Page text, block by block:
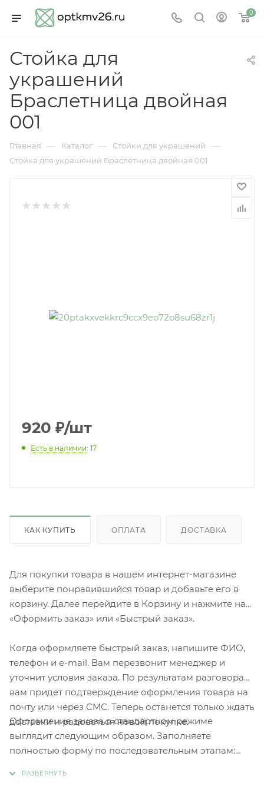
0
Стойка для
украшений
Браслетница двойная
001
Главная — Каталог — Стойки для украшений —
Стойка для украшений Браслетница двойная 001
920 ₽/шт
Есть в наличии: 17
КАК КУПИТЬ ОПЛАТА ДОСТАВКА
Для покупки товара в нашем интернет-магазине
выберите понравившийся товар и добавьте его в
корзину. Далее перейдите в Корзину и нажмите на
«Оформить заказ» или «Быстрый заказ».
Когда оформляете быстрый заказ, напишите ФИО,
телефон и e-mail. Вам перезвонит менеджер и
уточнит условия заказа. По результатам разговора
вам придет подтверждение оформления товара на
почту или через СМС. Теперь останется только ждать
доставки и радоваться новой покупке.
Оформление заказа в стандартном режиме
выглядит следующим образом. Заполняете
полностью форму по последовательным этапам: